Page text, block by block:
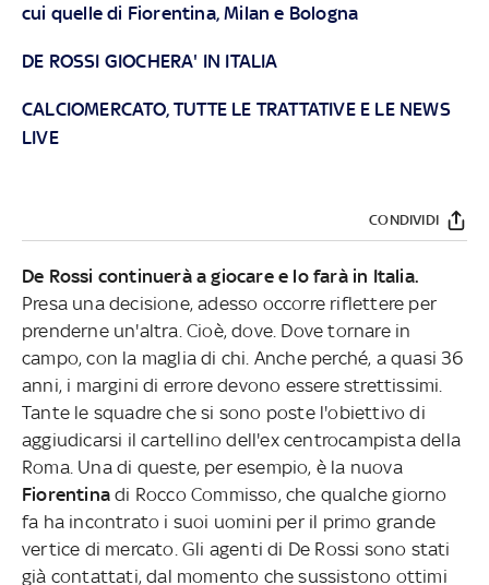
cui quelle di Fiorentina, Milan e Bologna
DE ROSSI GIOCHERA' IN ITALIA
CALCIOMERCATO, TUTTE LE TRATTATIVE E LE NEWS
LIVE
CONDIVIDI
De Rossi continuerà a giocare e lo farà in Italia.
Presa una decisione, adesso occorre riflettere per
prenderne un'altra. Cioè, dove. Dove tornare in
campo, con la maglia di chi. Anche perché, a quasi 36
anni, i margini di errore devono essere strettissimi.
Tante le squadre che si sono poste l'obiettivo di
aggiudicarsi il cartellino dell'ex centrocampista della
Roma. Una di queste, per esempio, è la nuova
Fiorentina di Rocco Commisso, che qualche giorno
fa ha incontrato i suoi uomini per il primo grande
vertice di mercato. Gli agenti di De Rossi sono stati
già contattati, dal momento che sussistono ottimi